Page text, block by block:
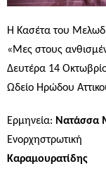
Η Κασέτα του
«Μες στους
Δευτέρα 14
Ωδείο Ηρώδου
Ερμηνεία: Νατάσσα
Καραμουρατίδης